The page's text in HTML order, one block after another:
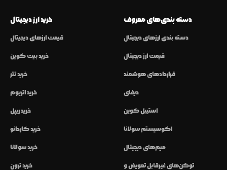
خرید ارز دیجیتال
قیمت ارزهای دیجیتال
خرید بیت کوین
خرید تتر
خرید اتریوم
خرید ریپل
خرید کاردانو
خرید سولانا
خرید ترون
دسته بندی‌های معروف
دسته بندی ارزهای دیجیتال
قیمت ارز دیجیتال
قراردادهای هوشمند
دیفای
استیبل کوین
اکوسیستم سولانا
میم‌های دیجیتال
توکن‌های غیرقابل تعویض و